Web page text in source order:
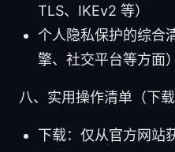
TLS、IKEv2 等）
个人隐私保护的综合
擎、社交平台等方面）
八、实用操作清单（下
下载：仅从官方网站